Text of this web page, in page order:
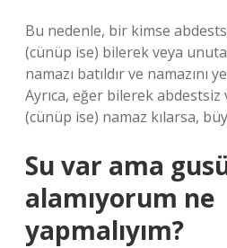
Bu nedenle, bir kimse
(cünüp ise) bilerek veya
namazı batıldır ve namazını
Ayrıca, eğer bilerek abdestsiz
(cünüp ise) namaz kılarsa,
Su var ama
alamıyorum ne
yapmalıyım?